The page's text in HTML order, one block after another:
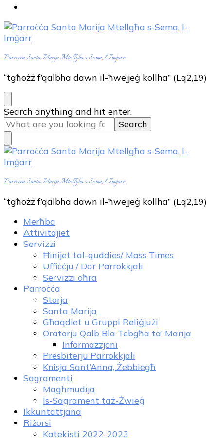
Parroċċa Santa Marija Mtellgħa s-Sema, l-Imġarr
“tgħożż f’qalbha dawn il-ħwejjeġ kollha” (Lq2,19)
Looking
for
Something?
Search anything and hit enter.
Parroċċa Santa Marija Mtellgħa s-Sema, l-Imġarr
“tgħożż f’qalbha dawn il-ħwejjeġ kollha” (Lq2,19)
Merħba
Attivitajiet
Servizzi
Ħinijet tal-quddies/ Mass Times
Uffiċċju / Dar Parrokkjali
Servizzi oħra
Parroċċa
Storja
Santa Marija
Għaqdiet u Gruppi Reliġjużi
Oratorju Qalb Bla Tebgħa ta’ Marija
Informazzjoni
Presbiterju Parrokkjali
Knisja Sant’Anna, Żebbiegħ
Sagramenti
Magħmudija
Is-Sagrament taż-Żwieġ
Ikkuntattjana
Riżorsi
Katekisti 2022-2023